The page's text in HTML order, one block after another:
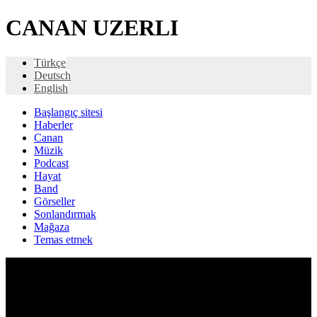
CANAN UZERLI
Türkçe
Deutsch
English
Başlangıç ​​sitesi
Haberler
Canan
Müzik
Podcast
Hayat
Band
Görseller
Sonlandırmak
Mağaza
Temas etmek